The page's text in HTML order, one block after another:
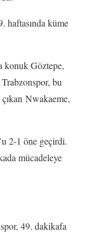
haftasında küme
konuk Göztepe,
bu
Nwakaeme,
2-1 öne geçirdi.
mücadeleye
49. dakikafa